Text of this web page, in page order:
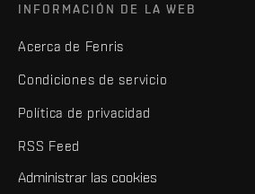
INFORMACIÓN DE LA WEB
Acerca de Fenris
Condiciones de servicio
Política de privacidad
RSS Feed
Administrar las cookies